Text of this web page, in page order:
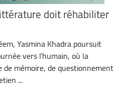
doit réhabiliter
Yasmina Khadra poursuit
vers l’humain, où la
mémoire, de questionnement
...